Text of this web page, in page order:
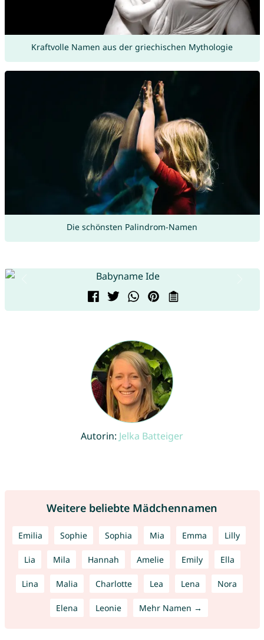
Kraftvolle Namen aus der griechischen Mythologie
Die schönsten Palindrom-Namen
Autorin: Jelka Batteiger
Weitere beliebte Mädchennamen
Emilia Sophie Sophia Mia Emma Lilly
Lia Mila Hannah Amelie Emily Ella
Lina Malia Charlotte Lea Lena Nora
Elena Leonie Mehr Namen →